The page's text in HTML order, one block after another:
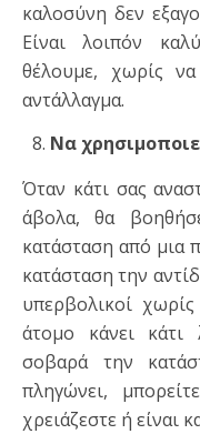
καλοσύνη δεν
Είναι λοιπόν
θέλουμε, χωρίς
αντάλλαγμα.
Να
Όταν κάτι σας
άβολα, θα
κατάσταση από μια
κατάσταση την
υπερβολικοί
άτομο κάνει κάτι
σοβαρά την
πληγώνει,
χρειάζεστε ή είναι